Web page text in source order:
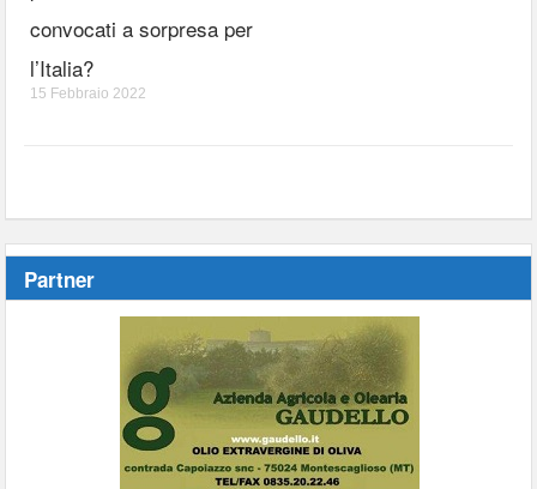
convocati a sorpresa per
l’Italia?
15 Febbraio 2022
Partner